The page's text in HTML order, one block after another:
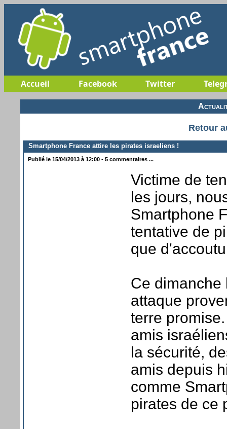
Accueil Facebook Twitter
Retour
Smartphone France attire les pirates israeliens !
Publié le 15/04/2013 à 12:00 - 5 commentaires ...
Victime de
les jours,
Smartphone
tentative de
que
Ce dimanche
attaque
terre
amis
la sécurité,
amis depuis
comme
pirates de ce